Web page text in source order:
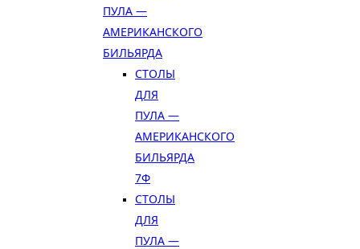
ПУЛА —
АМЕРИКАНСКОГО
БИЛЬЯРДА
СТОЛЫ
ДЛЯ
ПУЛА —
АМЕРИКАНСКОГО
БИЛЬЯРДА
7Ф
СТОЛЫ
ДЛЯ
ПУЛА —